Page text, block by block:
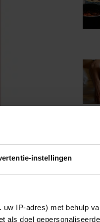
instellingen
IP-adres) met behulp
als doel